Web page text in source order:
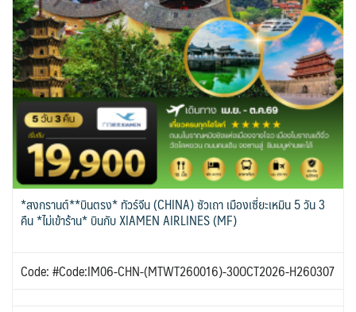
*สงกรานต์**บินตรง* ทัวร์จีน (CHINA) ซัวเถา เมืองเซี่ยะเหมิน 5 วัน 3
คืน *ไม่เข้าร้าน* บินกับ XIAMEN AIRLINES (MF)
Code: #Code:IM06-CHN-(MTWT260016)-30OCT2026-H260307